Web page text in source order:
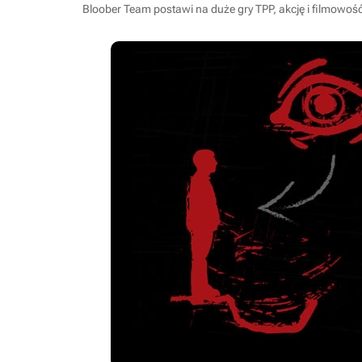
Bloober Team postawi na duże gry TPP, akcję i